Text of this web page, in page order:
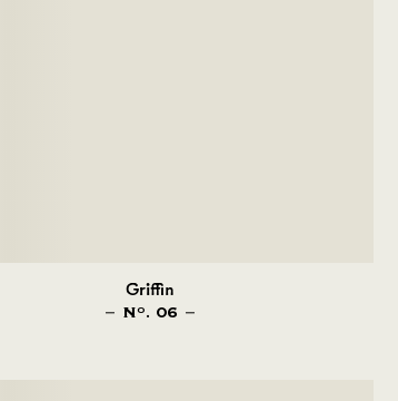
Griffin
NO . 06